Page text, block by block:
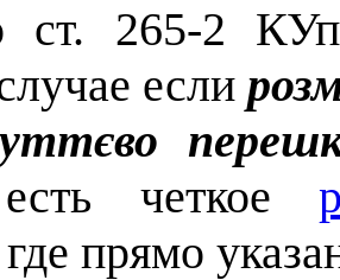
ст. 265-2
если
четкое
где прямо